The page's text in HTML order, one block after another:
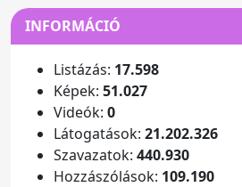
INFORMÁCIÓ
Listázás: 17.598
Képek: 51.027
Videók: 0
Látogatások: 21.202.326
Szavazatok: 440.930
Hozzászólások: 109.190